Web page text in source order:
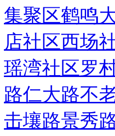
集聚区鹤鸣
店社区西场
瑶湾社区罗
路仁大路不
击壤路景秀